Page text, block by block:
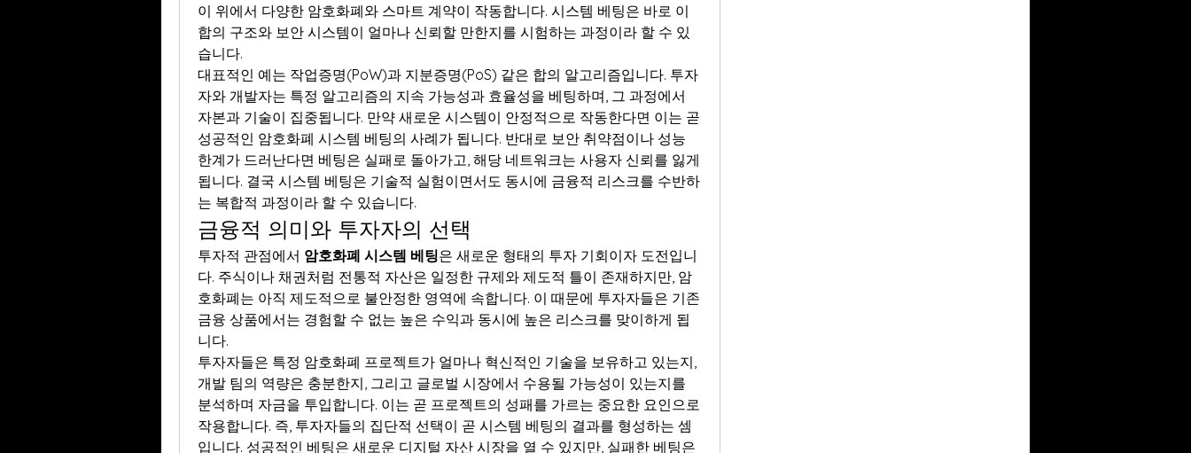
이 위에서 다양한 암호화폐와 스마트 계약이 작동합니다. 시스템 베팅은 바로 이
합의 구조와 보안 시스템이 얼마나 신뢰할 만한지를 시험하는 과정이라 할 수 있
습니다.
대표적인 예는 작업증명(PoW)과 지분증명(PoS) 같은 합의 알고리즘입니다. 투자
자와 개발자는 특정 알고리즘의 지속 가능성과 효율성을 베팅하며, 그 과정에서
자본과 기술이 집중됩니다. 만약 새로운 시스템이 안정적으로 작동한다면 이는 곧
성공적인 암호화폐 시스템 베팅의 사례가 됩니다. 반대로 보안 취약점이나 성능
한계가 드러난다면 베팅은 실패로 돌아가고, 해당 네트워크는 사용자 신뢰를 잃게
됩니다. 결국 시스템 베팅은 기술적 실험이면서도 동시에 금융적 리스크를 수반하
는 복합적 과정이라 할 수 있습니다.
금융적 의미와 투자자의 선택
투자적 관점에서 암호화폐 시스템 베팅은 새로운 형태의 투자 기회이자 도전입니
다. 주식이나 채권처럼 전통적 자산은 일정한 규제와 제도적 틀이 존재하지만, 암
호화폐는 아직 제도적으로 불안정한 영역에 속합니다. 이 때문에 투자자들은 기존
금융 상품에서는 경험할 수 없는 높은 수익과 동시에 높은 리스크를 맞이하게 됩
니다.
투자자들은 특정 암호화폐 프로젝트가 얼마나 혁신적인 기술을 보유하고 있는지,
개발 팀의 역량은 충분한지, 그리고 글로벌 시장에서 수용될 가능성이 있는지를
분석하며 자금을 투입합니다. 이는 곧 프로젝트의 성패를 가르는 중요한 요인으로
작용합니다. 즉, 투자자들의 집단적 선택이 곧 시스템 베팅의 결과를 형성하는 셈
입니다. 성공적인 베팅은 새로운 디지털 자산 시장을 열 수 있지만, 실패한 베팅은